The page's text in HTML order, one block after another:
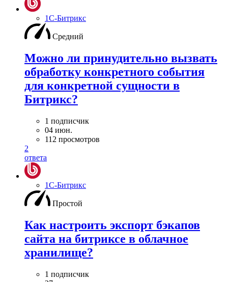
1С-Битрикс
Средний
Можно ли принудительно вызвать
обработку конкретного события
для конкретной сущности в
Битрикс?
1 подписчик
04 июн.
112 просмотров
2
ответа
1С-Битрикс
Простой
Как настроить экспорт бэкапов
сайта на битриксе в облачное
хранилище?
1 подписчик